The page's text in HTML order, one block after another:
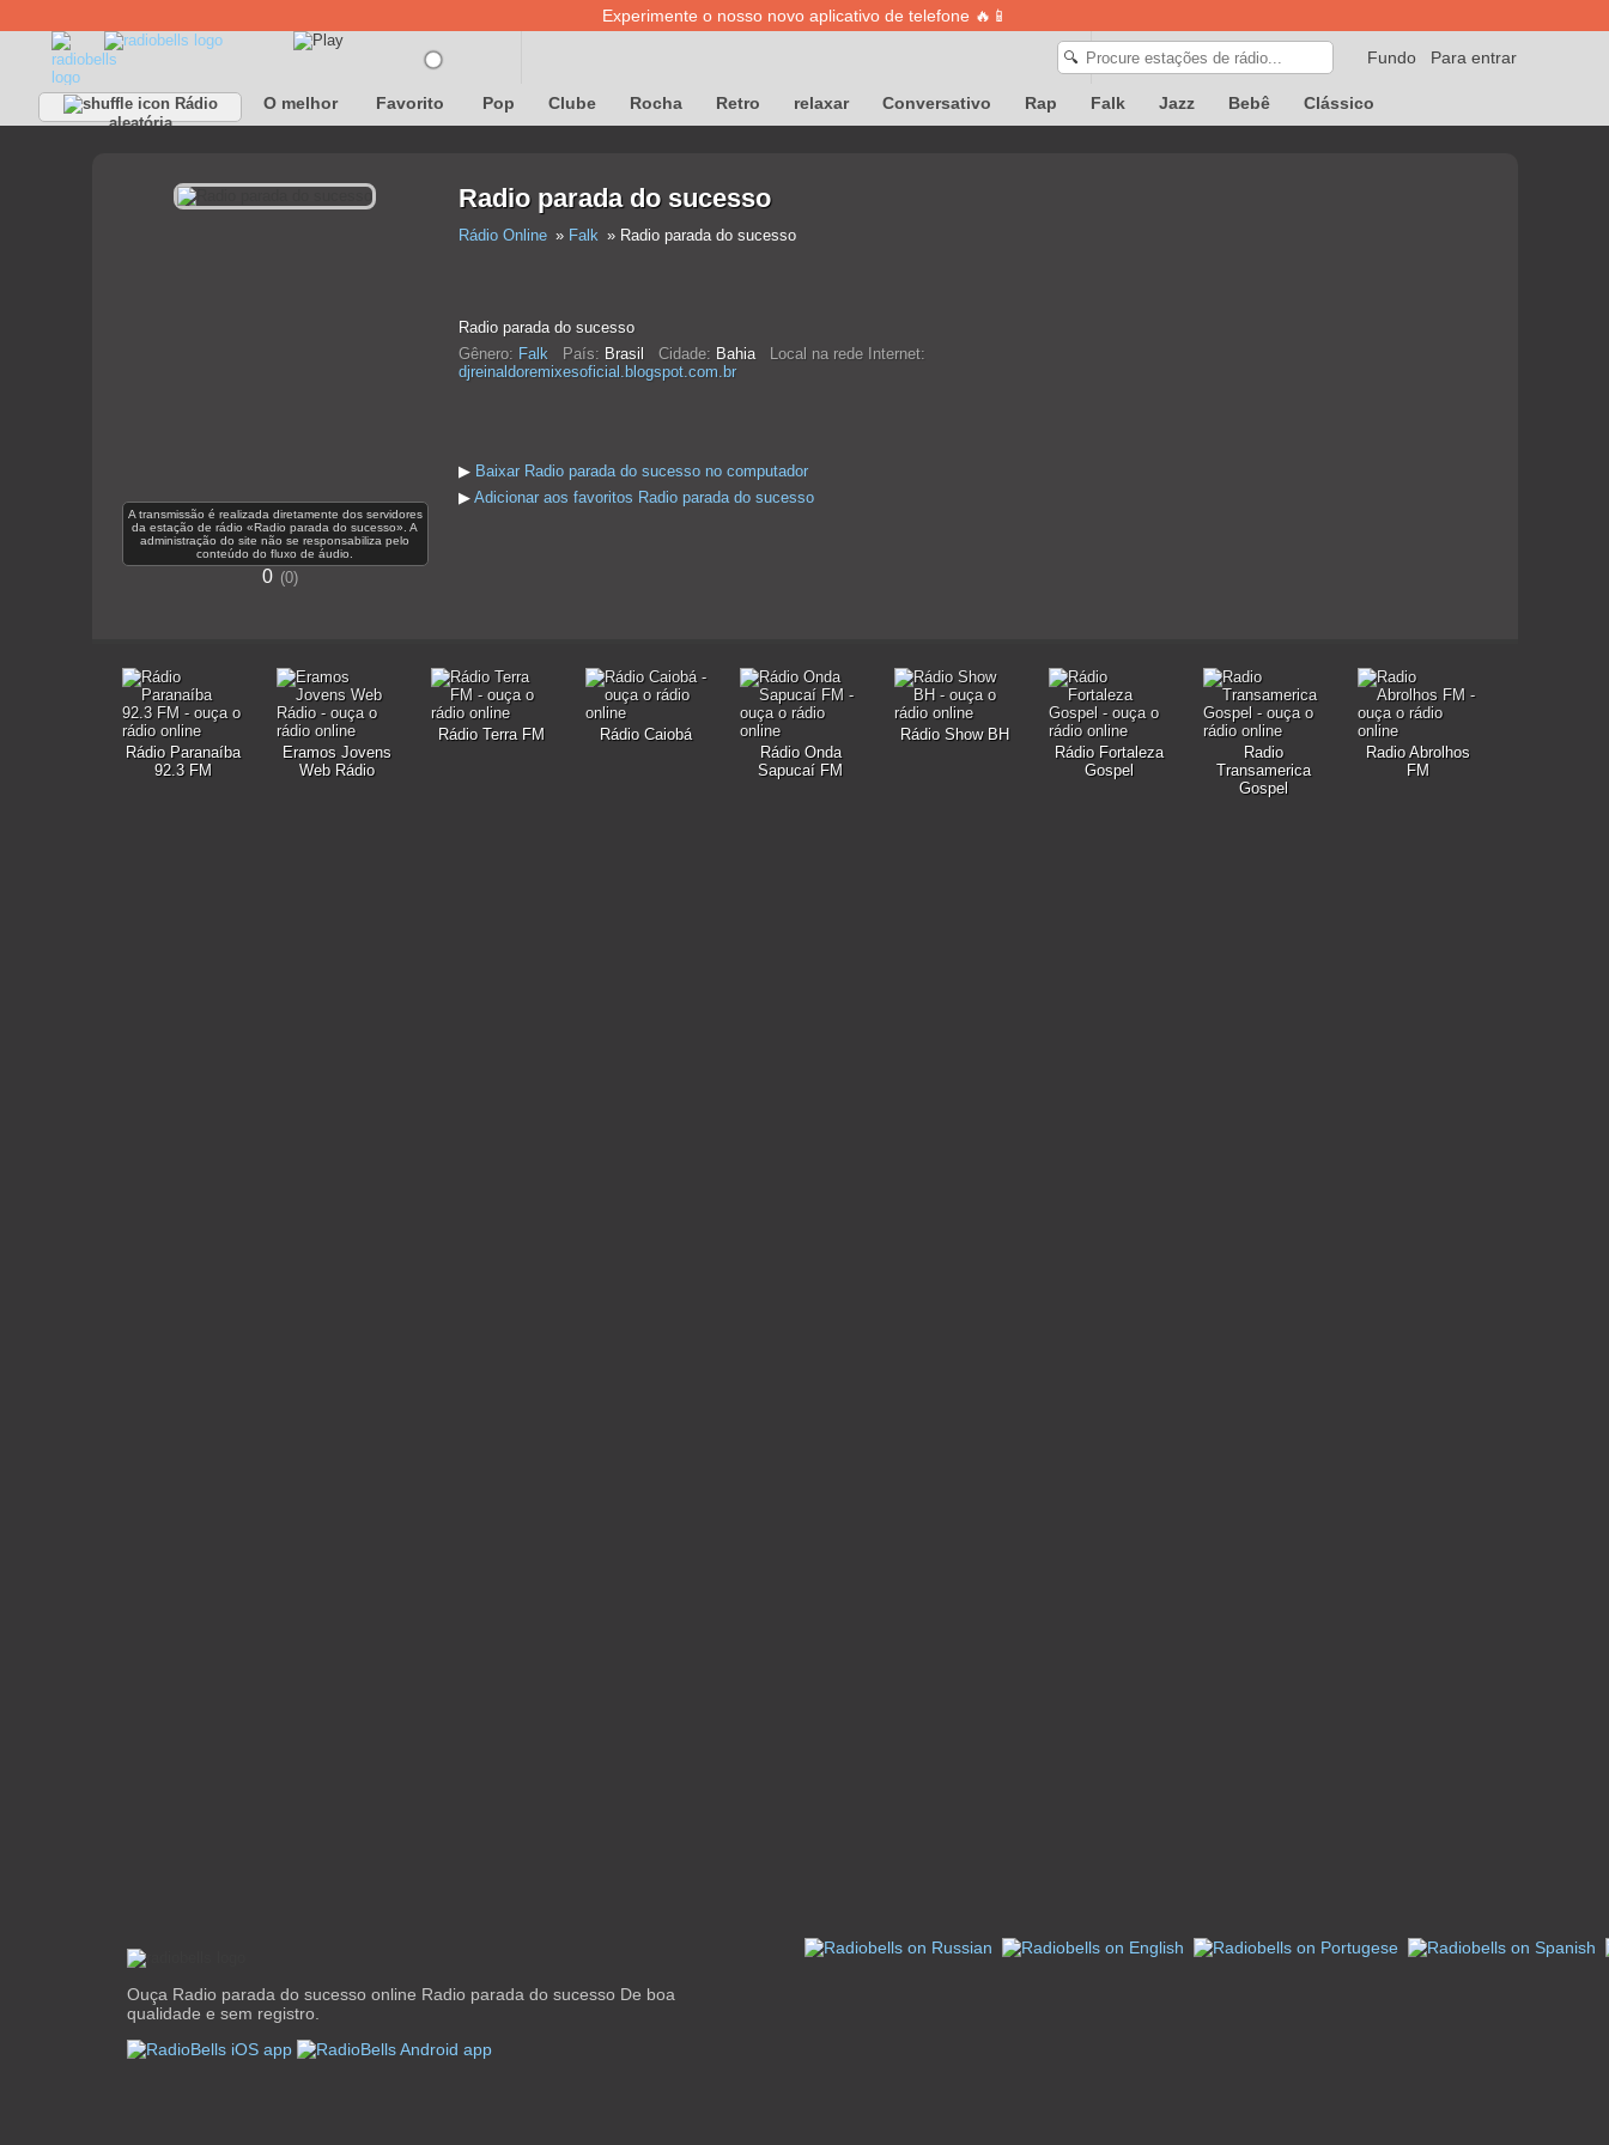
Experimente o nosso novo aplicativo de telefone 🔥📱
Para entrar
Fundo
🔍
Rádio
aleatória
O melhor Favorito Pop Clube Rocha Retro relaxar Conversativo Rap Falk Jazz Bebê Clássico
A transmissão é realizada diretamente dos servidores
da estação de rádio «Radio parada do sucesso». A
administração do site não se responsabiliza pelo
conteúdo do fluxo de áudio.
0 0
Radio parada do sucesso
Rádio Online Falk Radio parada do sucesso
Radio parada do sucesso
Gênero: Falk País: Brasil Cidade: Bahia
Local na rede Internet:
djreinaldoremixesoficial.blogspot.com.br
▶ Baixar Radio parada do sucesso no computador
▶ Adicionar aos favoritos Radio parada do sucesso
Rádio Paranaíba
92.3 FM
Eramos Jovens
Web Rádio
Rádio Terra FM
Rádio Caiobá
Rádio Onda
Sapucaí FM
Rádio Show BH
Rádio Fortaleza
Gospel
Radio
Transamerica
Gospel
Radio Abrolhos
FM
Ouça Radio parada do sucesso online Radio parada do sucesso De boa
qualidade e sem registro.